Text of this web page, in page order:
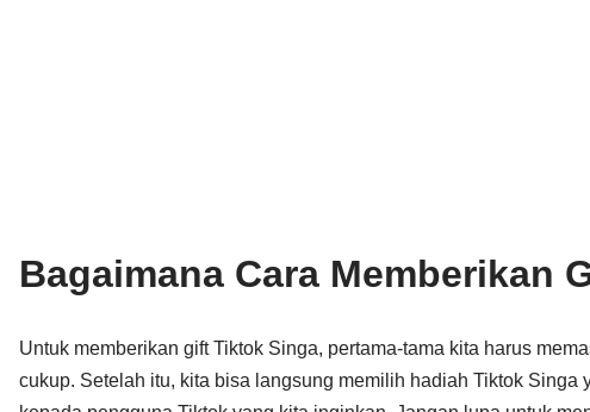
Bagaimana Cara Memberikan
Untuk memberikan gift Tiktok Singa, pertama-tama kita harus
cukup. Setelah itu, kita bisa langsung memilih hadiah Tiktok Singa